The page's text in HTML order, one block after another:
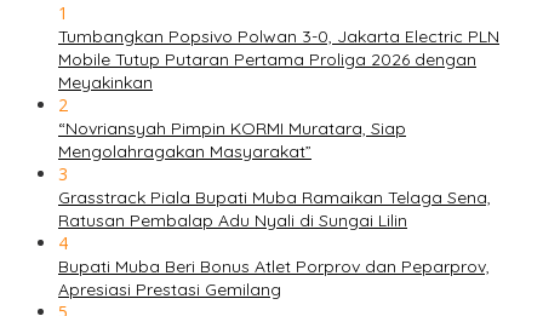
1
Tumbangkan Popsivo Polwan 3-0, Jakarta Electric PLN
Mobile Tutup Putaran Pertama Proliga 2026 dengan
Meyakinkan
2
“Novriansyah Pimpin KORMI Muratara, Siap
Mengolahragakan Masyarakat”
3
Grasstrack Piala Bupati Muba Ramaikan Telaga Sena,
Ratusan Pembalap Adu Nyali di Sungai Lilin
4
Bupati Muba Beri Bonus Atlet Porprov dan Peparprov,
Apresiasi Prestasi Gemilang